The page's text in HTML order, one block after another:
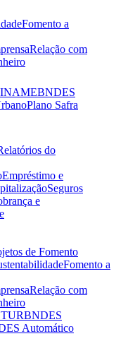
Fomento a
Relação com
BNDES
Plano Safra
do
Empréstimo e
Seguros
e
de Fomento
Fomento a
Relação com
BNDES
Automático